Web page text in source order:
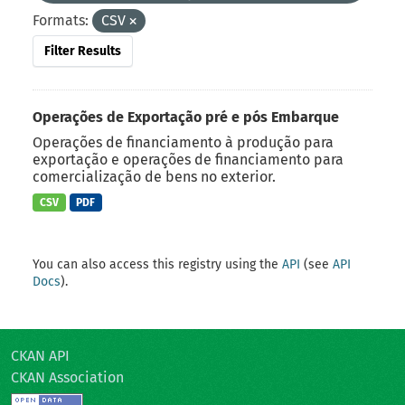
Formats:
CSV
Filter Results
Operações de Exportação pré e pós Embarque
Operações de financiamento à produção para
exportação e operações de financiamento para
comercialização de bens no exterior.
CSV PDF
You can also access this registry using the API (see API
Docs).
CKAN API
CKAN Association